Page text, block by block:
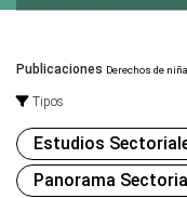
Publicaciones Derechos de
Tipos
Estudios
Panorama